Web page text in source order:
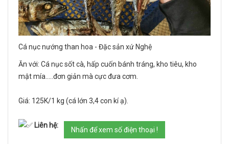
Cá nục nướng than hoa - Đặc sản xứ Nghệ
Ăn với: Cá nục sốt cà, hấp cuốn bánh tráng, kho tiêu, kho
mật mía.....đơn giản mà cực đưa cơm.
Giá: 125K/1 kg (cá lớn 3,4 con kí ạ).
Liên hệ:
Nhấn để xem số điện thoại !